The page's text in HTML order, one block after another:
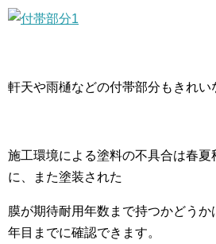
軒天や雨樋などの付帯部分もきれい
施工環境による塗料の不具合は春
に、また塗装された
膜が期待耐用年数まで持つかどうか
年目までに確認できます。